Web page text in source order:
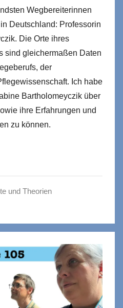
Wegbereiterinnen
Deutschland: Professorin
Die Orte ihres
sind gleichermaßen Daten
der
Ich habe
Bartholomeyczik über
ihre Erfahrungen und
zu können.
und Theorien